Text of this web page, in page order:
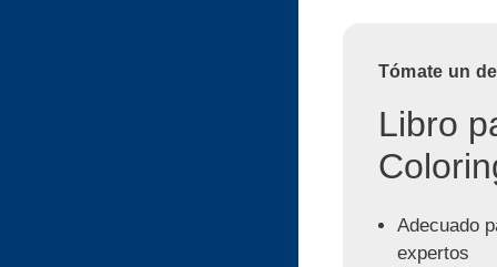
Tómate un
Libro
Adecuado
expertos